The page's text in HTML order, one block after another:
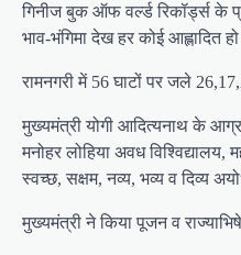
गिनीज बुक ऑफ वर्ल्ड रिकॉर्ड्स के
भाव-भंगिमा देख हर कोई आह्लादित
रामनगरी में 56 घाटों पर जले
मुख्यमंत्री योगी आदित्यनाथ के
मनोहर लोहिया अवध
स्वच्छ, सक्षम, नव्य, भव्य व दिव्य
मुख्यमंत्री ने किया पूजन व